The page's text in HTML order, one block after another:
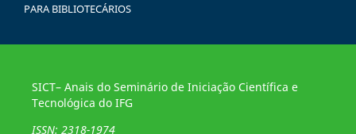
PARA BIBLIOTECÁRIOS
SICT– Anais do Seminário de Iniciação Científica e
Tecnológica do IFG
ISSN: 2318-1974